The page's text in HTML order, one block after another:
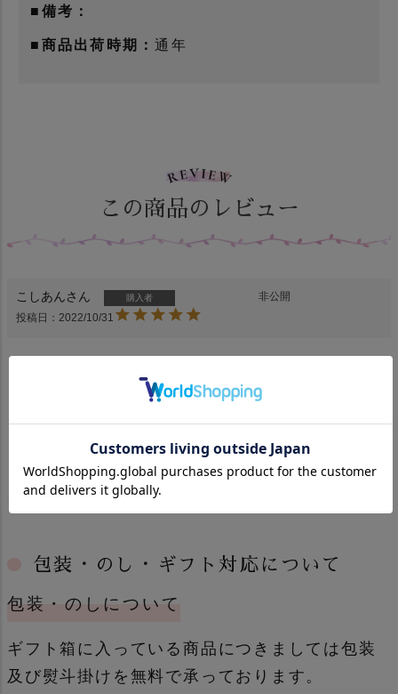
■備考：
■商品出荷時期：通年
この商品のレビュー
こしあん 購入者
非公開
投稿日
2022/10/31
値段も手ごろで、美味しかったです。家族も喜んでいま
レビューを書く 全てのレビューを見る
包装・のし・ギフト対応について
包装・のしについて
ギフト箱に入っている商品につきましては包装
及び熨斗掛けを無料で承っております。